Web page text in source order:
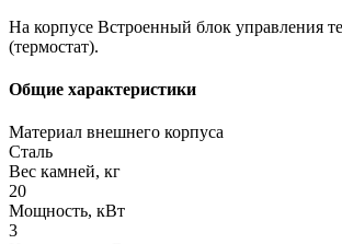
На корпусе Встроенный блок управления
(термостат).
Общие характеристики
Материал внешнего корпуса
Сталь
Вес камней, кг
20
Мощность, кВт
3